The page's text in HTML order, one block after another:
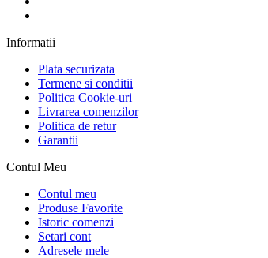
Informatii
Plata securizata
Termene si conditii
Politica Cookie-uri
Livrarea comenzilor
Politica de retur
Garantii
Contul Meu
Contul meu
Produse Favorite
Istoric comenzi
Setari cont
Adresele mele